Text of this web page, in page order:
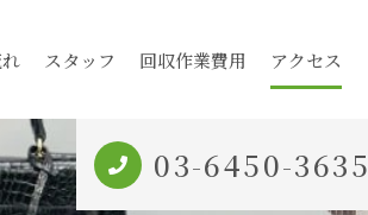
スタッフ 回収作業費用 アクセス
03-6450-3635